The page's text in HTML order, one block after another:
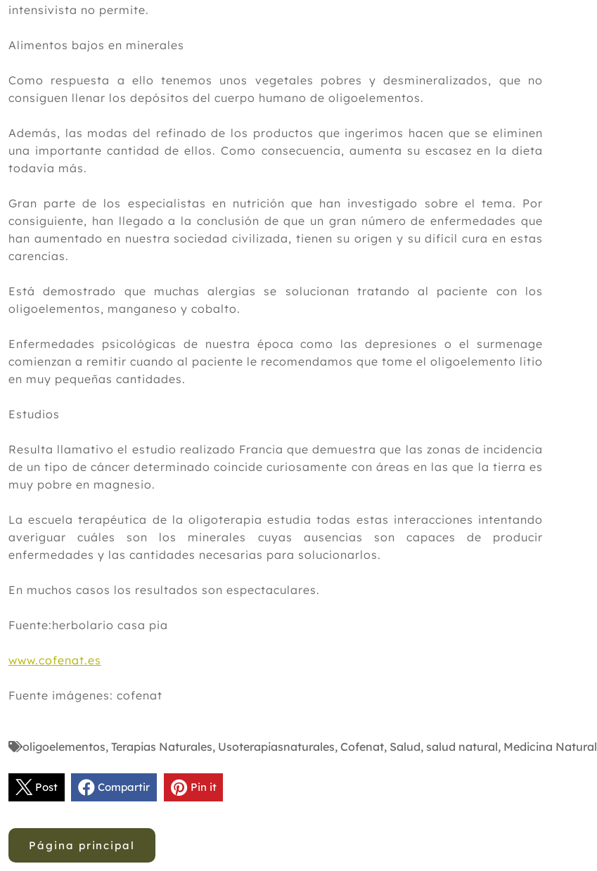
intensivista no permite.
Alimentos bajos en minerales
Como respuesta a ello tenemos unos vegetales pobres y desmineralizados, que no
consiguen llenar los depósitos del cuerpo humano de oligoelementos.
Además, las modas del refinado de los productos que ingerimos hacen que se eliminen
una importante cantidad de ellos. Como consecuencia, aumenta su escasez en la dieta
todavía más.
Gran parte de los especialistas en nutrición que han investigado sobre el tema. Por
consiguiente, han llegado a la conclusión de que un gran número de enfermedades que
han aumentado en nuestra sociedad civilizada, tienen su origen y su difícil cura en estas
carencias.
Está demostrado que muchas alergias se solucionan tratando al paciente con los
oligoelementos, manganeso y cobalto.
Enfermedades psicológicas de nuestra época como las depresiones o el surmenage
comienzan a remitir cuando al paciente le recomendamos que tome el oligoelemento litio
en muy pequeñas cantidades.
Estudios
Resulta llamativo el estudio realizado Francia que demuestra que las zonas de incidencia
de un tipo de cáncer determinado coincide curiosamente con áreas en las que la tierra es
muy pobre en magnesio.
La escuela terapéutica de la oligoterapia estudia todas estas interacciones intentando
averiguar cuáles son los minerales cuyas ausencias son capaces de producir
enfermedades y las cantidades necesarias para solucionarlos.
En muchos casos los resultados son espectaculares.
Fuente:herbolario casa pia
www.cofenat.es
Fuente imágenes: cofenat
oligoelementos, Terapias Naturales, Usoterapiasnaturales, Cofenat, Salud, salud natural, Medicina Natural
Post Compartir Pin it
Página principal